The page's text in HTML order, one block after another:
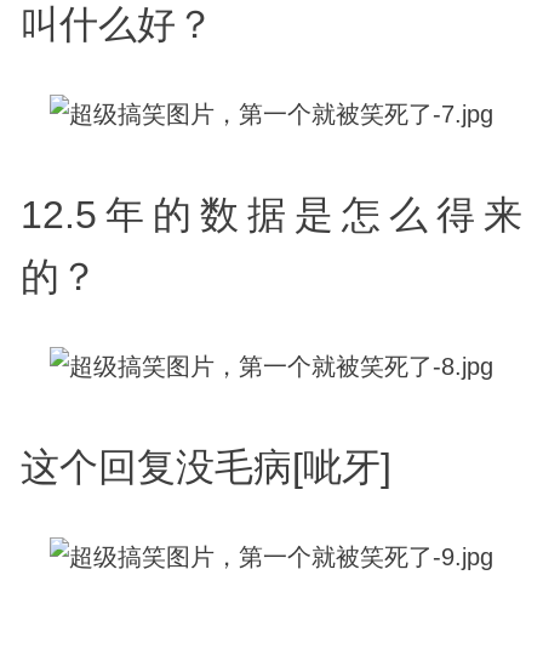
叫什么好？
12.5年的数据是怎么得来
的？
这个回复没毛病[呲牙]